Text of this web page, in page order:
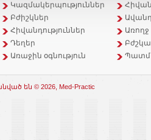
Կազմակերպություններ
Բժիշկներ
Հիվանդություններ
Դեղեր
Առաջին օգնություն
են © 2026, Med-Practic